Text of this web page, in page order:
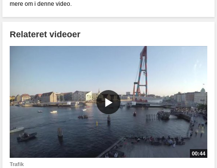
mere om i denne video.
Relateret videoer
00:44
Trafik